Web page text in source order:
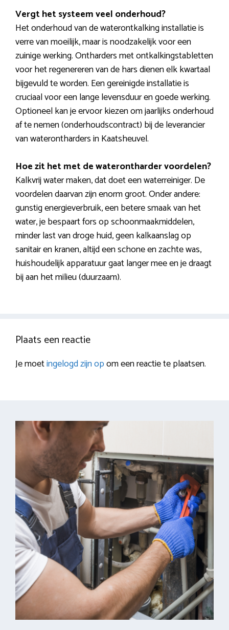
Vergt het systeem veel onderhoud?
Het onderhoud van de waterontkalking installatie is
verre van moeilijk, maar is noodzakelijk voor een
zuinige werking. Ontharders met ontkalkingstabletten
voor het regenereren van de hars dienen elk kwartaal
bijgevuld te worden. Een gereinigde installatie is
cruciaal voor een lange levensduur en goede werking.
Optioneel kan je ervoor kiezen om jaarlijks onderhoud
af te nemen (onderhoudscontract) bij de leverancier
van waterontharders in Kaatsheuvel.
Hoe zit het met de waterontharder voordelen?
Kalkvrij water maken, dat doet een waterreiniger. De
voordelen daarvan zijn enorm groot. Onder andere:
gunstig energieverbruik, een betere smaak van het
water, je bespaart fors op schoonmaakmiddelen,
minder last van droge huid, geen kalkaanslag op
sanitair en kranen, altijd een schone en zachte was,
huishoudelijk apparatuur gaat langer mee en je draagt
bij aan het milieu (duurzaam).
Plaats een reactie
Je moetingelogd zijn opom een reactie te plaatsen.